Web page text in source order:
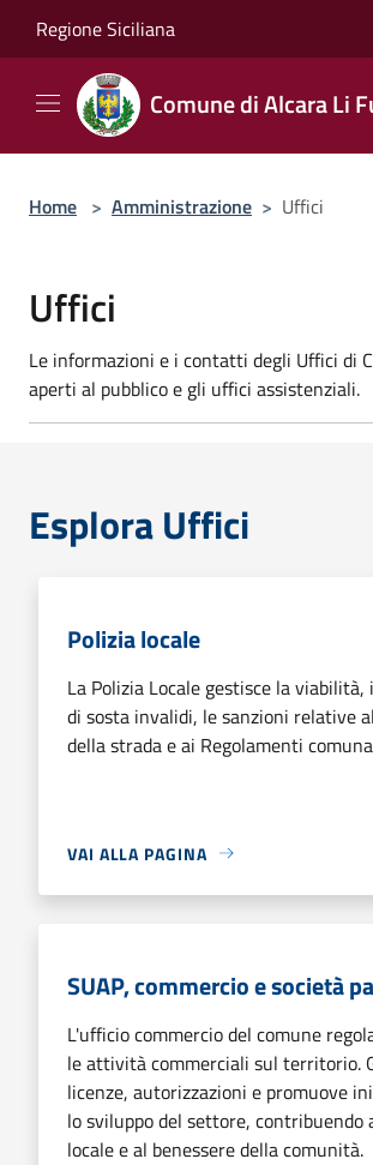
Regione Siciliana
Comune di Alcara Li
Home > Amministrazione > Uffici
Uffici
Le informazioni e i contatti degli Uffici di
aperti al pubblico e gli uffici assistenziali.
Esplora Uffici
Polizia locale
La Polizia Locale gestisce la viabilità,
di sosta invalidi, le sanzioni relative
della strada e ai Regolamenti
VAI ALLA PAGINA
SUAP, commercio e società
L'ufficio commercio del comune
le attività commerciali sul territorio.
licenze, autorizzazioni e promuove
lo sviluppo del settore, contribuendo
locale e al benessere della comunità.